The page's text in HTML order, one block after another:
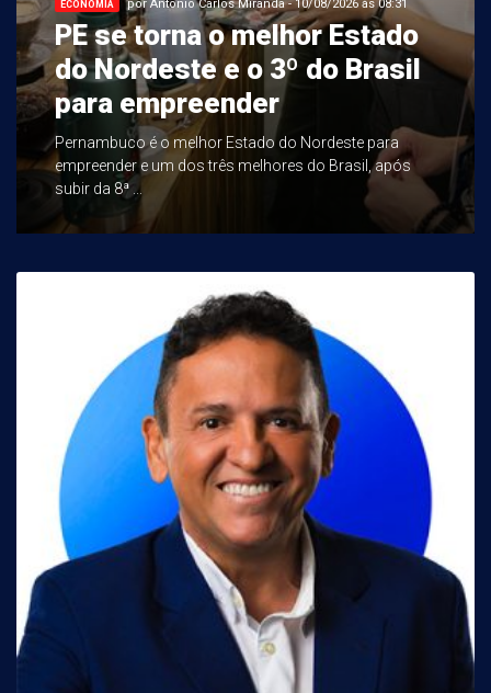
ECONOMIA por Antonio Carlos Miranda - 10/08/2026 às 08:31
PE se torna o melhor Estado
do Nordeste e o 3º do Brasil
para empreender
Pernambuco é o melhor Estado do Nordeste para
empreender e um dos três melhores do Brasil, após
subir da 8ª ...